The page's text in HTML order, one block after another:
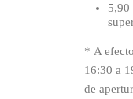
* A
16:30 a
de